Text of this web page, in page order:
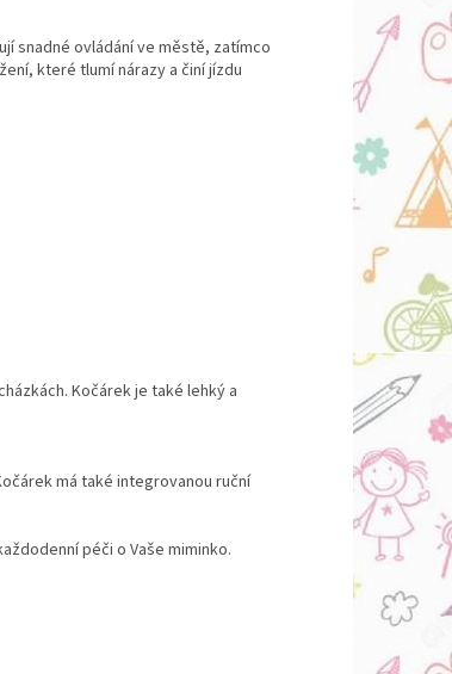
snadné ovládání ve městě, zatímco
které tlumí nárazy a činí jízdu
Kočárek je také lehký a
má také integrovanou ruční
péči o Vaše miminko.